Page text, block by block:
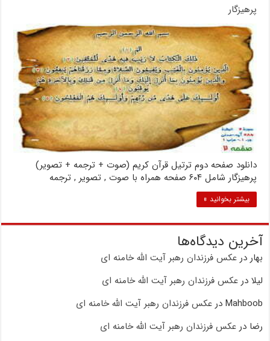
پرهیزگار
دانلود صفحه دوم ترتیل قرآن کریم (صوت + ترجمه + تصویر)
پرهیزگار شامل ۶۰۴ صفحه همراه با صوت , تصویر , ترجمه
بیشتر بخوانید »
آخرین دیدگاه‌ها
بهار درعکس فرزندان رهبر آیت الله خامنه ای
لیلا درعکس فرزندان رهبر آیت الله خامنه ای
Mahboob درعکس فرزندان رهبر آیت الله خامنه ای
رضا درعکس فرزندان رهبر آیت الله خامنه ای